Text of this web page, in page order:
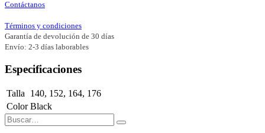
Contáctanos
Términos y condiciones
Garantía de devolución de 30 días
Envío: 2-3 días laborables
Especificaciones
Talla 140, 152, 164, 176
Color Black